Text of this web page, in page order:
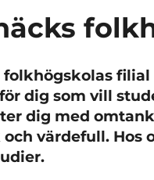
filial
dig som vill
dig med
värdefull. Hos